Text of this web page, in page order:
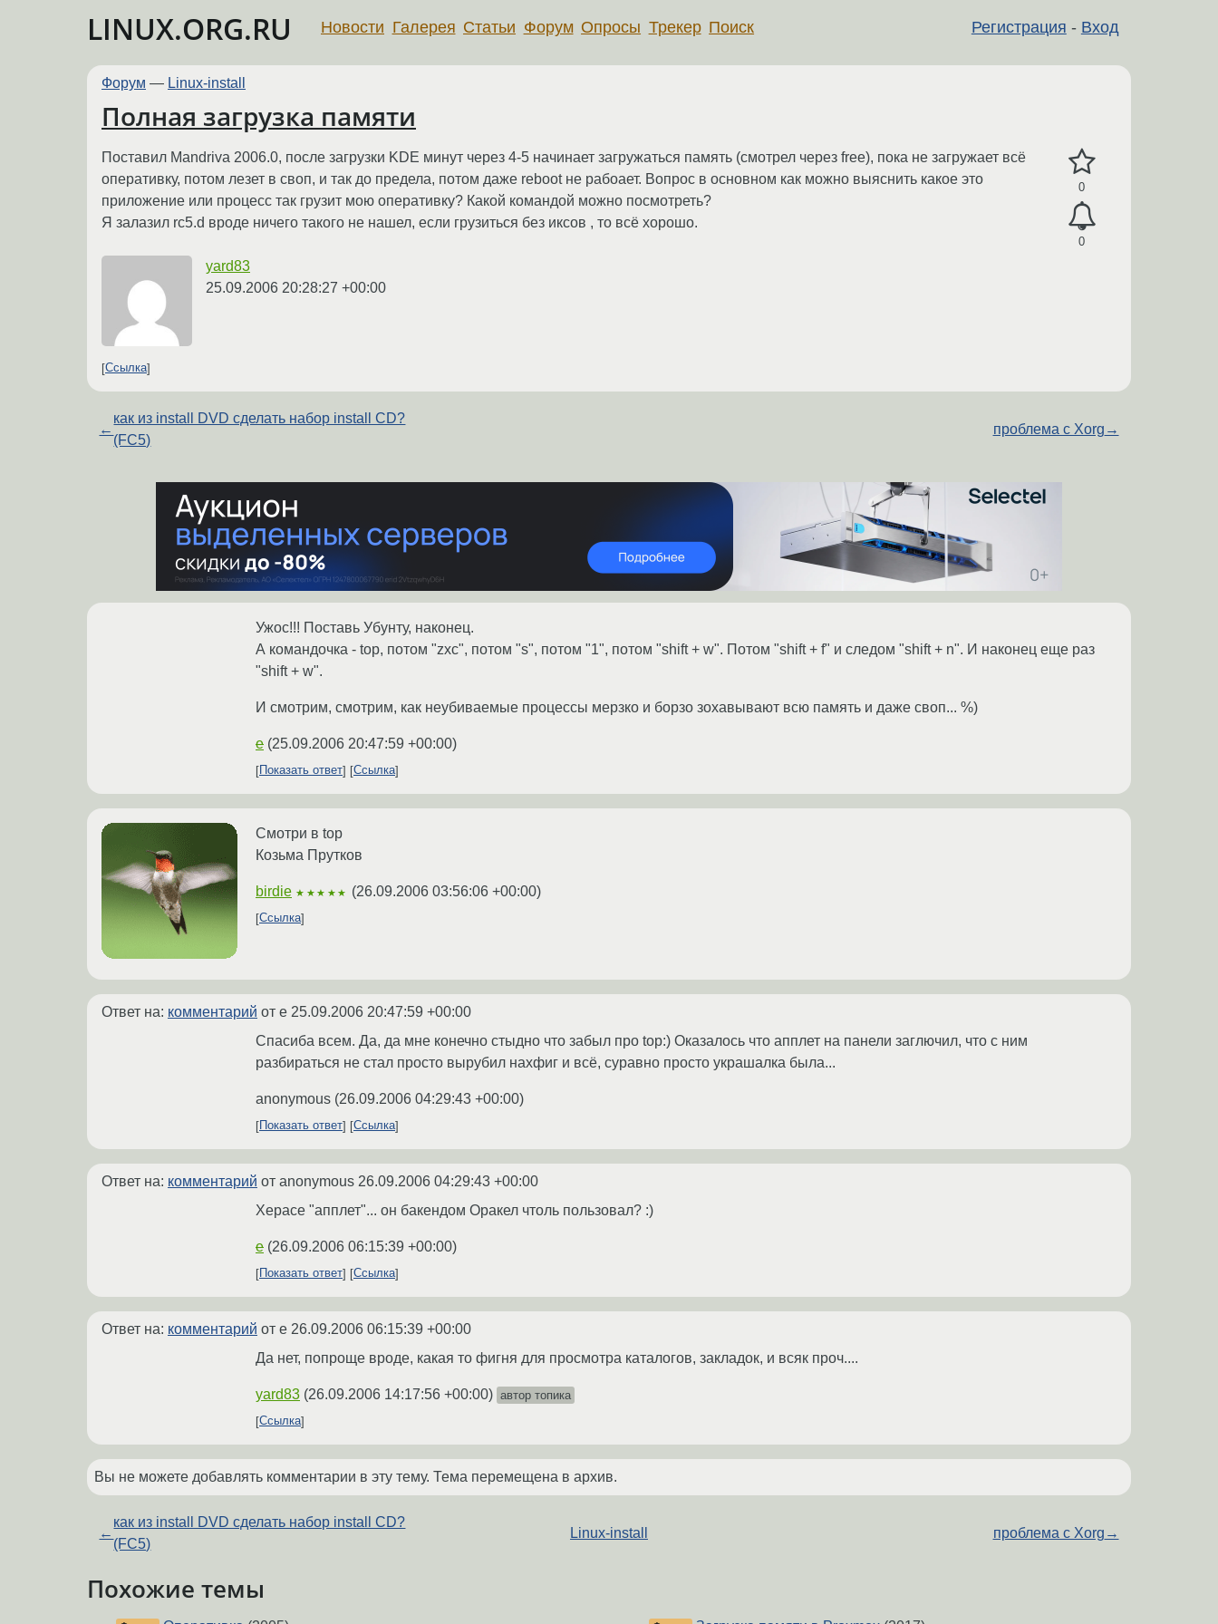
LINUX.ORG.RU Регистрация - Вход
Новости Галерея Статьи Форум Опросы Трекер Поиск
Форум — Linux-install
Полная загрузка памяти
0
0
Поставил Mandriva 2006.0, после загрузки KDE минут через 4-5 начинает загружаться память (смотрел через free), пока не загружает всё
оперативку, потом лезет в своп, и так до предела, потом даже reboot не рабоает. Вопрос в основном как можно выяснить какое это
приложение или процесс так грузит мою оперативку? Какой командой можно посмотреть?
Я залазил rc5.d вроде ничего такого не нашел, если грузиться без иксов , то всё хорошо.
yard83
25.09.2006 20:28:27 +00:00
Ссылка
←
как из install DVD сделать набор install CD?
(FC5)
проблема с Xorg →
Ужос!!! Поставь Убунту, наконец.
А командочка - top, потом "zxc", потом "s", потом "1", потом "shift + w". Потом "shift + f" и следом "shift + n". И наконец еще раз
"shift + w".
И смотрим, смотрим, как неубиваемые процессы мерзко и борзо зохавывают всю память и даже своп... %)
e (25.09.2006 20:47:59 +00:00)
Показать ответ Ссылка
Смотри в top
Козьма Прутков
birdie ★★★★★ (26.09.2006 03:56:06 +00:00)
Ссылка
Ответ на: комментарий от e 25.09.2006 20:47:59 +00:00
Спасиба всем. Да, да мне конечно стыдно что забыл про top:) Оказалось что апплет на панели заглючил, что с ним
разбираться не стал просто вырубил нахфиг и всё, суравно просто украшалка была...
anonymous (26.09.2006 04:29:43 +00:00)
Показать ответ Ссылка
Ответ на: комментарий от anonymous 26.09.2006 04:29:43 +00:00
Херасе "апплет"... он бакендом Оракел чтоль пользовал? :)
e (26.09.2006 06:15:39 +00:00)
Показать ответ Ссылка
Ответ на: комментарий от e 26.09.2006 06:15:39 +00:00
Да нет, попроще вроде, какая то фигня для просмотра каталогов, закладок, и всяк проч....
yard83 (26.09.2006 14:17:56 +00:00) автор топика
Ссылка
Вы не можете добавлять комментарии в эту тему. Тема перемещена в архив.
←
как из install DVD сделать набор install CD?
(FC5)
Linux-install проблема с Xorg →
Похожие темы